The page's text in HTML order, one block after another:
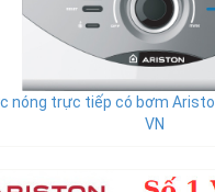
nóng trực tiếp có bơm
VN